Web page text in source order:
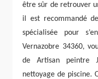
être sûr de retrouver
il est recommandé
spécialisée pour
Vernazobre 34360,
de Artisan peintre
nettoyage de piscine.